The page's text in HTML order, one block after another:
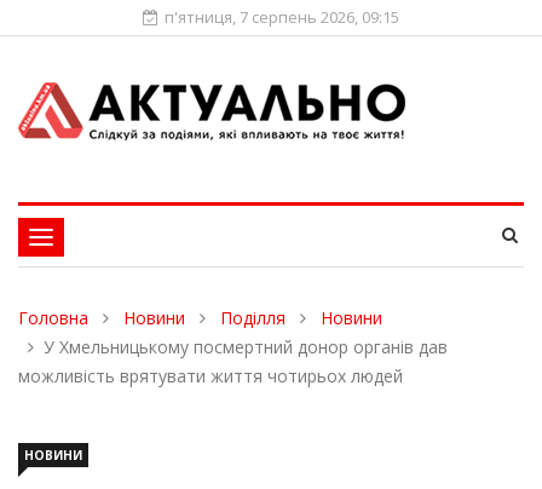
п'ятниця, 7 серпень 2026, 09:15
Toggle
navigation
Головна Новини Поділля
Новини
У Хмельницькому посмертний донор органів дав
можливість врятувати життя чотирьох людей
НОВИНИ